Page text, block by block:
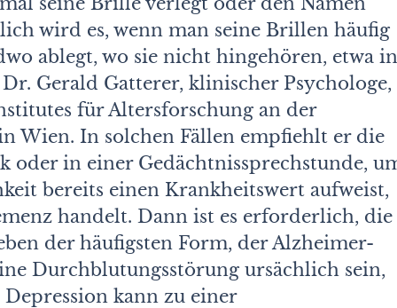
wird es, wenn man seine Brillen häufig
ablegt, wo sie nicht hingehören, etwa in
Gerald Gatterer, klinischer Psychologe,
für Altersforschung an der
Wien. In solchen Fällen empfiehlt er die
in einer Gedächtnissprechstunde,
bereits einen Krankheitswert aufweist,
handelt. Dann ist es erforderlich, die
der häufigsten Form, der Alzheimer-
Durchblutungsstörung ursächlich sein,
kann zu einer